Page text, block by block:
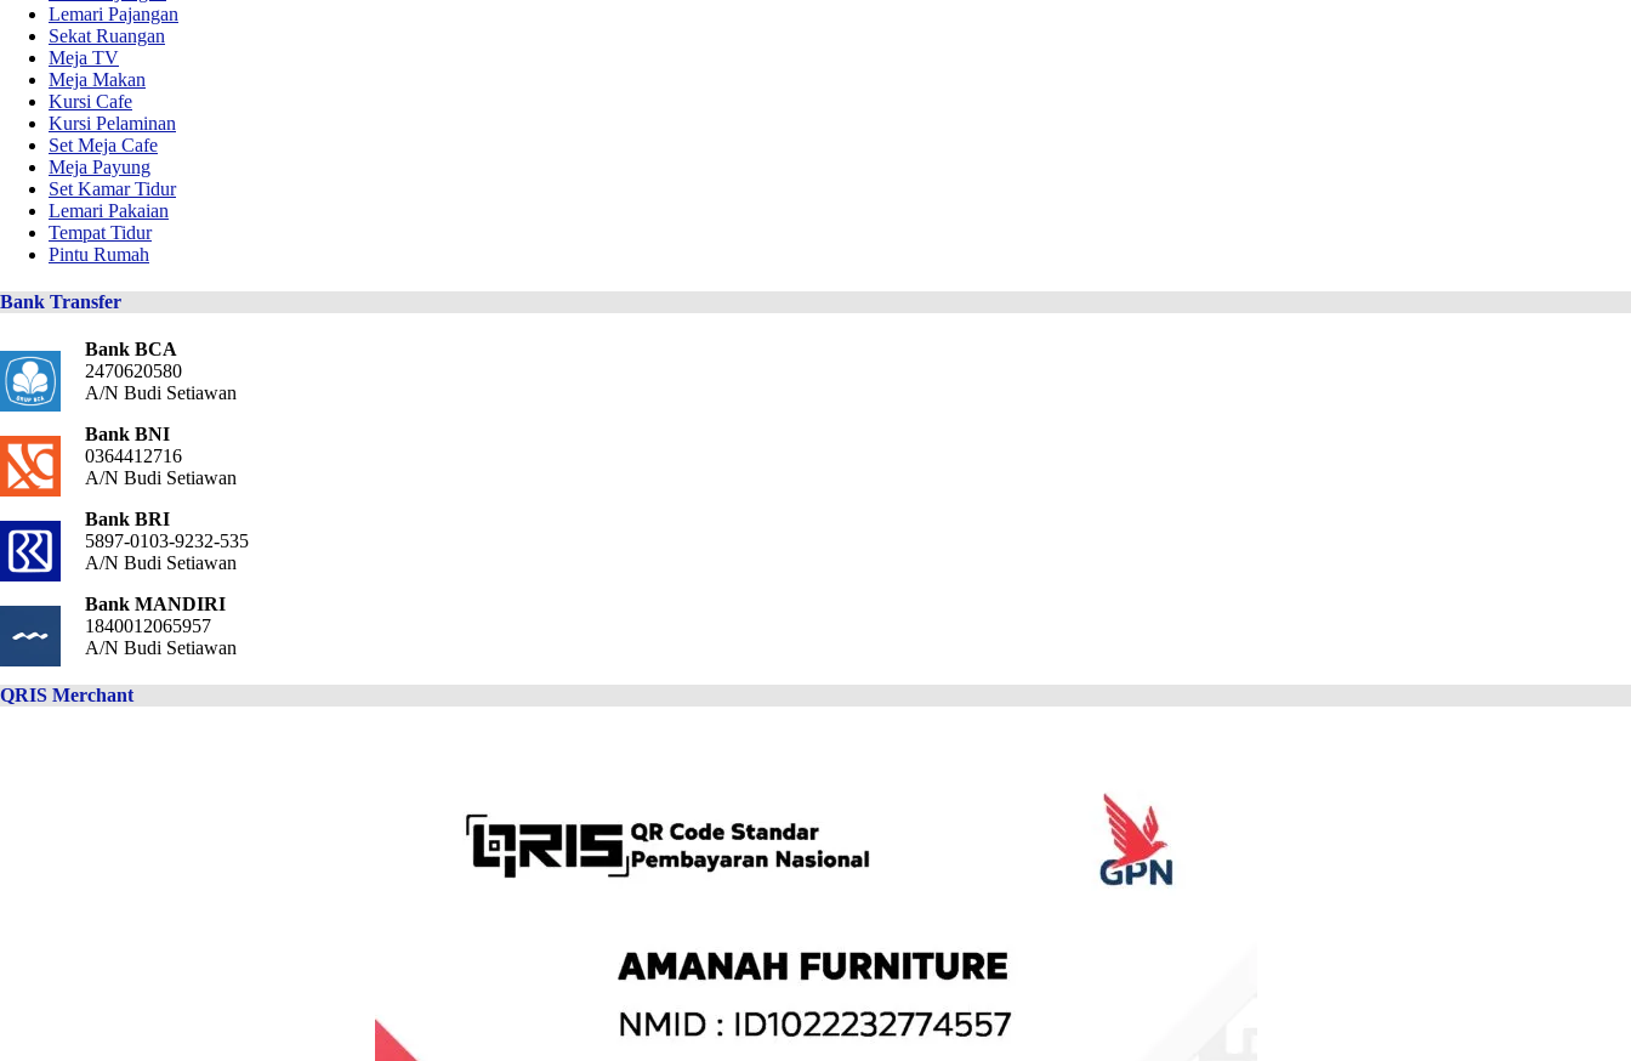
Lemari Pajangan
Sekat Ruangan
Meja TV
Meja Makan
Kursi Cafe
Kursi Pelaminan
Set Meja Cafe
Meja Payung
Set Kamar Tidur
Lemari Pakaian
Tempat Tidur
Pintu Rumah
Bank Transfer
Bank BCA
2470620580
A/N Budi Setiawan
Bank BNI
0364412716
A/N Budi Setiawan
Bank BRI
5897-0103-9232-535
A/N Budi Setiawan
Bank MANDIRI
1840012065957
A/N Budi Setiawan
QRIS Merchant